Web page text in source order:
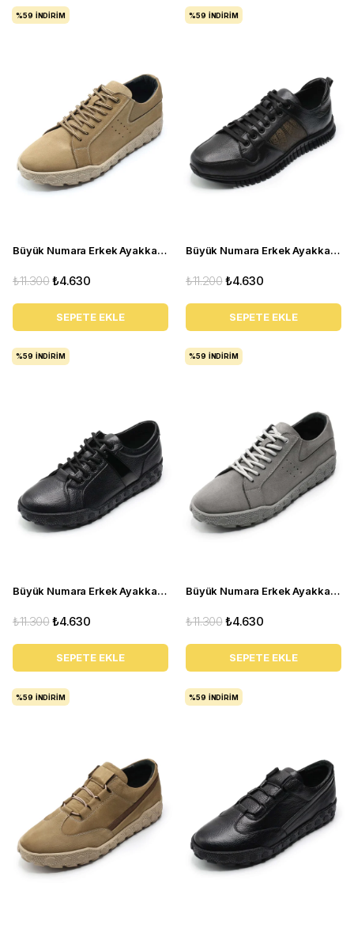
Büyük Numara Erkek Ayakkabı GOM8013 Kum
₺4.630
₺11.300
SEPETE EKLE
%59 İNDIRIM
Büyük Numara Erkek Ayakkabı TR4113 Siyah
₺4.630
₺11.200
SEPETE EKLE
%59 İNDIRIM
Büyük Numara Erkek Ayakkabı GOM6166 Siyah
₺4.630
₺11.300
SEPETE EKLE
%59 İNDIRIM
Büyük Numara Erkek Ayakkabı GOM8013 GRİ
₺4.630
₺11.300
SEPETE EKLE
%59 İNDIRIM
%59 İNDIRIM %59 İNDIRIM